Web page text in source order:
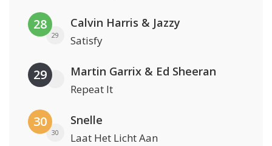
28
29
Calvin Harris & Jazzy
Satisfy
29 Martin Garrix & Ed Sheeran
Repeat It
30
30
Snelle
Laat Het Licht Aan